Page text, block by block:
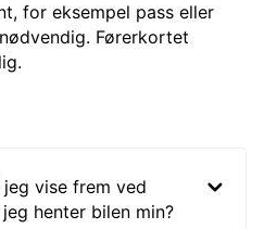
for eksempel pass eller
Førerkortet
vise frem ved
henter bilen min?